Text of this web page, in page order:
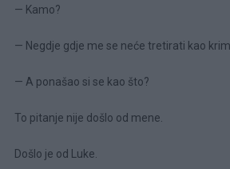
— Kamo?
— Negdje gdje me se neće tretirati kao
— A ponašao si se kao što?
To pitanje nije došlo od mene.
Došlo je od Luke.